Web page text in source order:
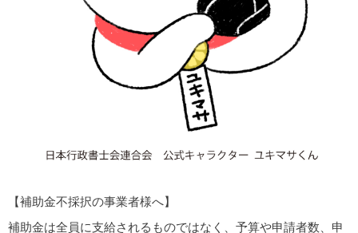
【補助金不採択の事業者様へ】
補助金は全員に支給されるものではなく、予算や申請者数、申